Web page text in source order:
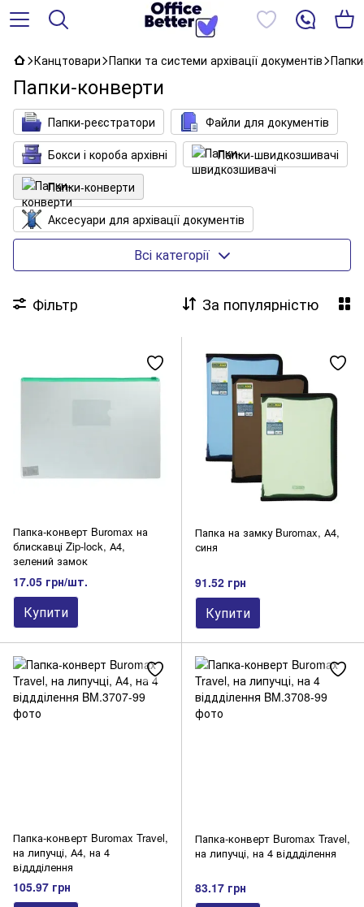
Канцтовари Папки та системи архівації документів
Папки-конверти
Папки-реєстратори
Файли для документів
Бокси і короба архівні
Папки-швидкозшивачі
Папки-конверти
Аксесуари для архівації документів
Кліпборди (планшети)
Папки з притиском, зі швидкозшивачем
Папки на гумках
Папки на кільцях
Папки-куточки
Підвісна реєстратура
Самоклеючі кишені, роздільники листів
Папки багатофункціональні
Всі категорії
Фільтр За популярністю
Папка-конверт Buromax на
блискавці Zip-lock, А4,
зелений замок
17.05 грн/шт.
Купити
Папка на замку Buromax, А4,
синя
91.52 грн
Купити
Папка-конверт Buromax Travel,
на липучці, А4, на 4
віддділення
105.97 грн
Папка-конверт Buromax Travel,
на липучці, на 4 віддділення
83.17 грн